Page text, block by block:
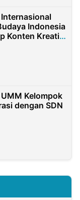
Indonesia
Konten Kreatif
Kelompok
dengan SDN